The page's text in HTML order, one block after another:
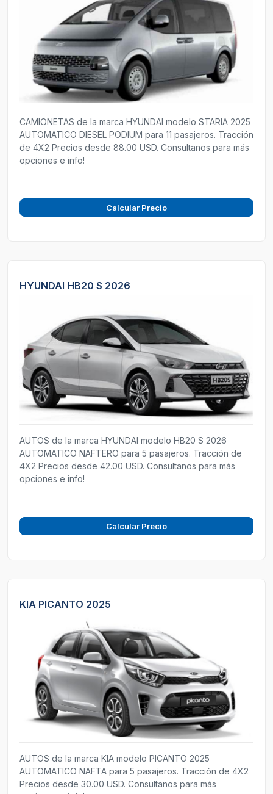
CAMIONETAS de la marca HYUNDAI modelo STARIA 2025
AUTOMATICO DIESEL PODIUM para 11 pasajeros. Tracción
de 4X2 Precios desde 88.00 USD. Consultanos para más
opciones e info!
Calcular Precio
HYUNDAI HB20 S 2026
AUTOS de la marca HYUNDAI modelo HB20 S 2026
AUTOMATICO NAFTERO para 5 pasajeros. Tracción de
4X2 Precios desde 42.00 USD. Consultanos para más
opciones e info!
Calcular Precio
KIA PICANTO 2025
AUTOS de la marca KIA modelo PICANTO 2025
AUTOMATICO NAFTA para 5 pasajeros. Tracción de 4X2
Precios desde 30.00 USD. Consultanos para más